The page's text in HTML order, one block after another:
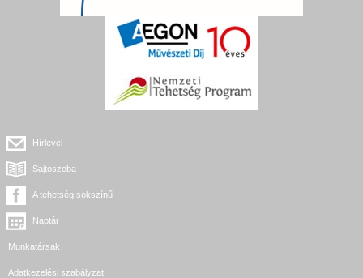
Hírlevél
Sajtószoba
A tehetség sokszínű
Naptár
Munkatársak
Adatkezelési szabályzat